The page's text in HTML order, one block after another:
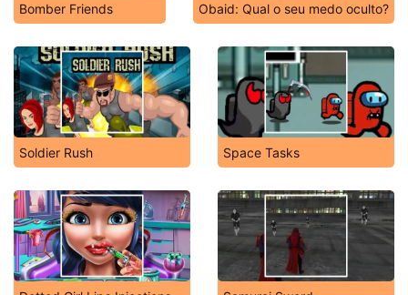
Bomber Friends Obaid: Qual o seu medo oculto?
Soldier Rush Space Tasks